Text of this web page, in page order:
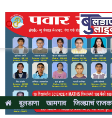
बुलडाणा खामगाव जिल्ह्याचं